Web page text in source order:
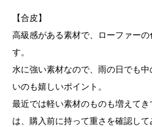
【合皮】
高級感がある素材で、ローファー
す。
水に強い素材なので、雨の日でも
いのも嬉しいポイント。
最近では軽い素材のものも増えて
は、購入前に持って重さを確認して